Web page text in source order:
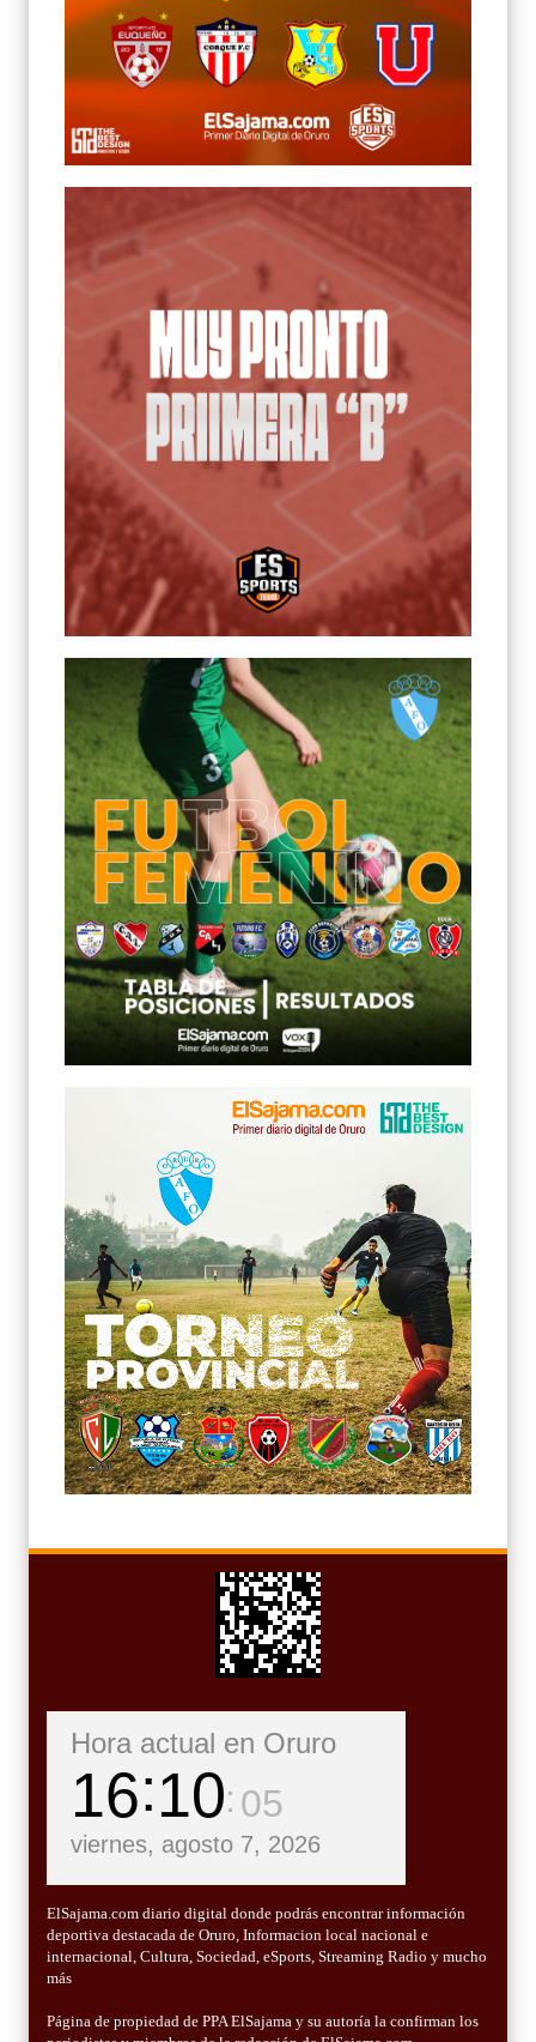
Hora actual en Oruro
16 10 06
viernes, agosto 7, 2026
ElSajama.com diario digital donde podrás encontrar información
deportiva destacada de Oruro, Informacion local nacional e
internacional, Cultura, Sociedad, eSports, Streaming Radio y mucho
más
Página de propiedad de PPA ElSajama y su autoría la confirman los